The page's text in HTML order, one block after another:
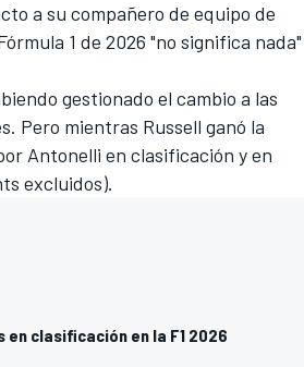
a su compañero de equipo de
1 de 2026 "no significa nada"
gestionado el cambio a las
Pero mientras Russell ganó la
Antonelli en clasificación y en
excluidos).
clasificación en la F1 2026